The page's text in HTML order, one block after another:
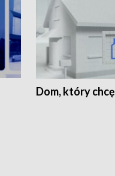
Dom, który chcę